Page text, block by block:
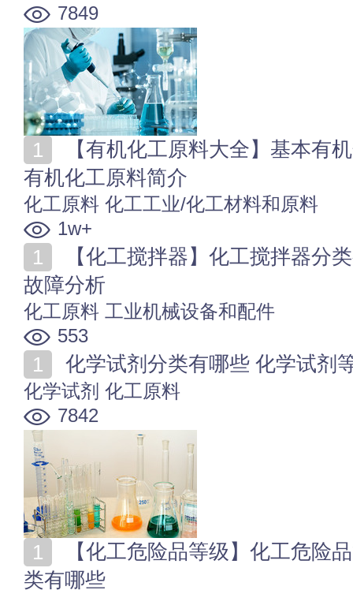
7849
有机化工原料简介
化工原料 化工工业/化工材料和原料
1w+
故障分析
化工原料 工业机械设备和配件
553
化学试剂分类有哪些 化学试剂
化学试剂 化工原料
7842
类有哪些